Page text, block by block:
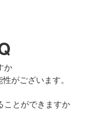
か
がございます。
ことができますか